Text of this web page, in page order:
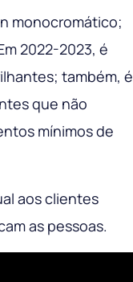
monocromático;
2022-2023, é
também, é
que não
mínimos de
aos clientes
as pessoas.